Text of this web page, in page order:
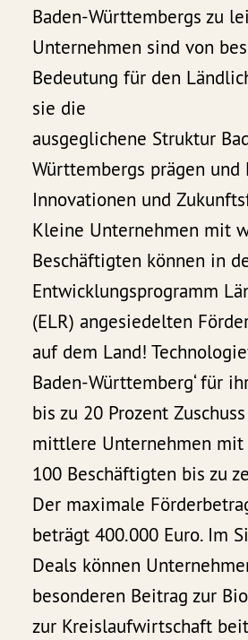
Baden-Württembergs zu
Unternehmen sind von
Bedeutung für den
sie die
ausgeglichene Struktur
Württembergs prägen und
Innovationen und
Kleine Unternehmen mit
Beschäftigten können in
Entwicklungsprogramm
(ELR) angesiedelten
auf dem Land!
Baden-Württemberg‘ für
bis zu 20 Prozent
mittlere Unternehmen mit
100 Beschäftigten bis zu
Der maximale
beträgt 400.000 Euro. Im
Deals können
besonderen Beitrag zur
zur Kreislaufwirtschaft